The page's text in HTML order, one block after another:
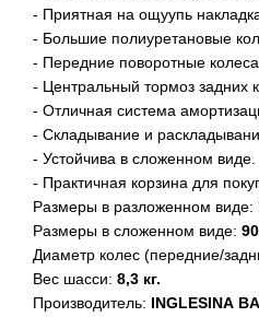
- Приятная на ощуупь
- Большие полиуретановые
- Передние поворотные колеса
- Центральный тормоз задних
- Отличная система
- Складывание и
- Устойчива в сложенном виде.
- Практичная корзина для
Размеры в разложенном виде:
Размеры в сложенном виде:
Диаметр колес (передние/
Вес шасси: 8,3 кг.
Производитель: INGLESINA